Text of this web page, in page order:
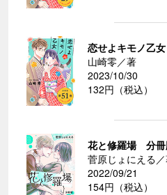
恋せよキモノ乙
山崎零／著
2023/10/30
132円（税込）
花と修羅場 分冊
菅原じょにえる
2022/09/21
154円（税込）